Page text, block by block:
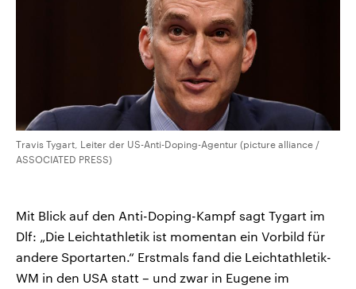
Travis Tygart, Leiter der US-Anti-Doping-Agentur (picture alliance /
ASSOCIATED PRESS)
Mit Blick auf den Anti-Doping-Kampf sagt Tygart im
Dlf: „Die Leichtathletik ist momentan ein Vorbild für
andere Sportarten.“ Erstmals fand die Leichtathletik-
WM in den USA statt – und zwar in Eugene im